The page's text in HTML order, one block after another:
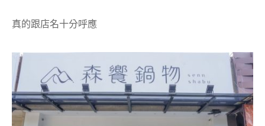
真的跟店名十分呼應